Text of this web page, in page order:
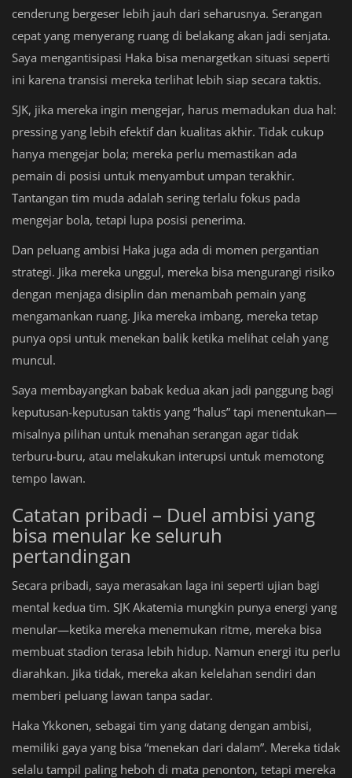
cenderung bergeser lebih jauh dari seharusnya. Serangan
cepat yang menyerang ruang di belakang akan jadi senjata.
Saya mengantisipasi Haka bisa menargetkan situasi seperti
ini karena transisi mereka terlihat lebih siap secara taktis.
SJK, jika mereka ingin mengejar, harus memadukan dua hal:
pressing yang lebih efektif dan kualitas akhir. Tidak cukup
hanya mengejar bola; mereka perlu memastikan ada
pemain di posisi untuk menyambut umpan terakhir.
Tantangan tim muda adalah sering terlalu fokus pada
mengejar bola, tetapi lupa posisi penerima.
Dan peluang ambisi Haka juga ada di momen pergantian
strategi. Jika mereka unggul, mereka bisa mengurangi risiko
dengan menjaga disiplin dan menambah pemain yang
mengamankan ruang. Jika mereka imbang, mereka tetap
punya opsi untuk menekan balik ketika melihat celah yang
muncul.
Saya membayangkan babak kedua akan jadi panggung bagi
keputusan-keputusan taktis yang “halus” tapi menentukan—
misalnya pilihan untuk menahan serangan agar tidak
terburu-buru, atau melakukan interupsi untuk memotong
tempo lawan.
Catatan pribadi – Duel ambisi yang
bisa menular ke seluruh
pertandingan
Secara pribadi, saya merasakan laga ini seperti ujian bagi
mental kedua tim. SJK Akatemia mungkin punya energi yang
menular—ketika mereka menemukan ritme, mereka bisa
membuat stadion terasa lebih hidup. Namun energi itu perlu
diarahkan. Jika tidak, mereka akan kelelahan sendiri dan
memberi peluang lawan tanpa sadar.
Haka Ykkonen, sebagai tim yang datang dengan ambisi,
memiliki gaya yang bisa “menekan dari dalam”. Mereka tidak
selalu tampil paling heboh di mata penonton, tetapi mereka